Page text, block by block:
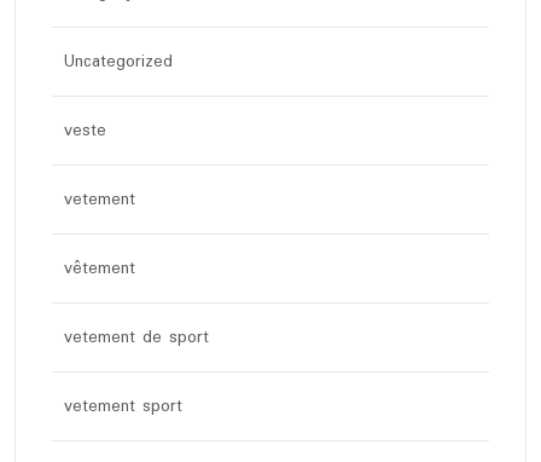
Uncategorized
veste
vetement
vêtement
vetement de sport
vetement sport